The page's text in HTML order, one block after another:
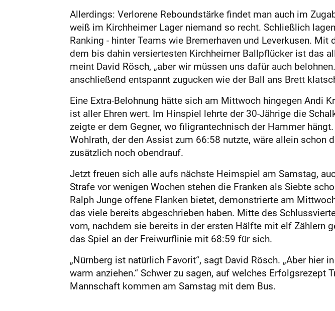
Allerdings: Verlorene Reboundstärke findet man auch im
weiß im Kirchheimer Lager niemand so recht. Schließlich
Ranking - hinter Teams wie Bremerhaven und Leverkusen.
dem bis dahin versiertesten Kirchheimer Ballpflücker ist das
meint David Rösch, „aber wir müssen uns dafür auch
anschließend entspannt zugucken wie der Ball ans Brett
Eine Extra-Belohnung hätte sich am Mittwoch hingegen Andi
ist aller Ehren wert. Im Hinspiel lehrte der 30-Jährige die
zeigte er dem Gegner, wo filigrantechnisch der Hammer
Wohlrath, der den Assist zum 66:58 nutzte, wäre allein schon
zusätzlich noch obendrauf.
Jetzt freuen sich alle aufs nächste Heimspiel am Samstag,
Strafe vor wenigen Wochen stehen die Franken als Siebte
Ralph Junge offene Flanken bietet, demonstrierte am
das viele bereits abgeschrieben haben. Mitte des
vorn, nachdem sie bereits in der ersten Hälfte mit elf Zählern
das Spiel an der Freiwurflinie mit 68:59 für sich.
„Nürnberg ist natürlich Favorit“, sagt David Rösch. „Aber
warm anziehen.“ Schwer zu sagen, auf welches Erfolgsrezept
Mannschaft kommen am Samstag mit dem Bus.